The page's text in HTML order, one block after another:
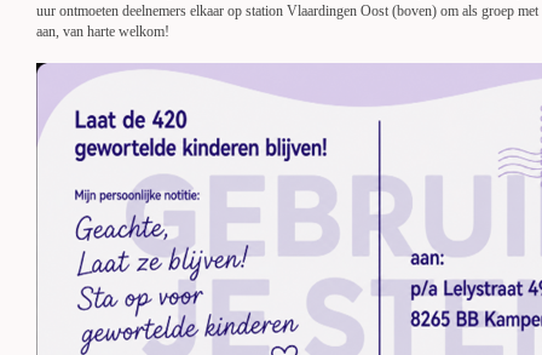
uur ontmoeten deelnemers elkaar op station Vlaardingen Oost (boven) om als groep
aan, van harte welkom!